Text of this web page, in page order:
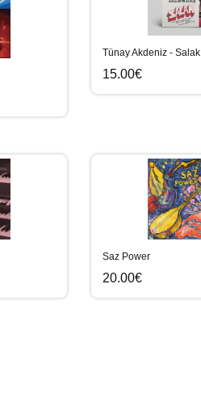
Tünay Akdeniz - Salak
15.00€
Saz Power
20.00€